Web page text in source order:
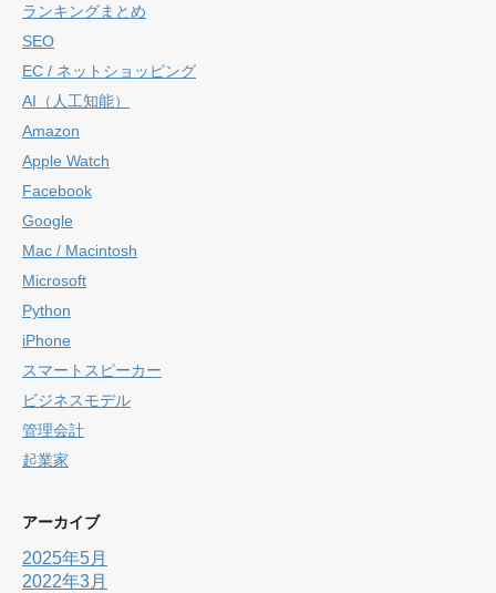
ランキングまとめ
SEO
EC / ネットショッピング
AI（人工知能）
Amazon
Apple Watch
Facebook
Google
Mac / Macintosh
Microsoft
Python
iPhone
スマートスピーカー
ビジネスモデル
管理会計
起業家
アーカイブ
2025年5月
2022年3月